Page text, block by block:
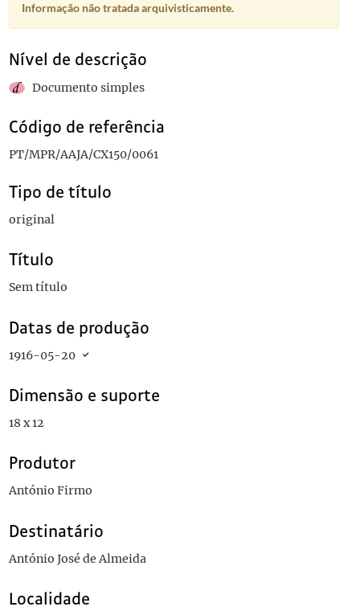
Informação não tratada arquivisticamente.
Nível de descrição
Documento simples
Código de referência
PT/MPR/AAJA/CX150/0061
Tipo de título
original
Título
Sem título
Datas de produção
1916-05-20
Dimensão e suporte
18 x 12
Produtor
António Firmo
Destinatário
António José de Almeida
Localidade